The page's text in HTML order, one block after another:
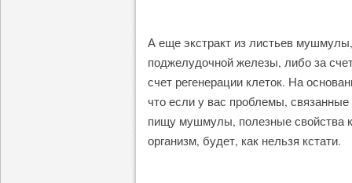
А еще экстракт из листьев
поджелудочной железы, либо за
счет регенерации клеток. На
что если у вас проблемы,
пищу мушмулы, полезные свойства
организм, будет, как нельзя кстати.